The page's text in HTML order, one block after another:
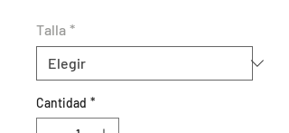
Talla *
Cantidad *